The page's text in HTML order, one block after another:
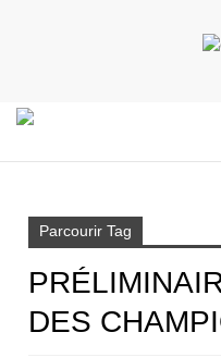
Parcourir Tag
DES